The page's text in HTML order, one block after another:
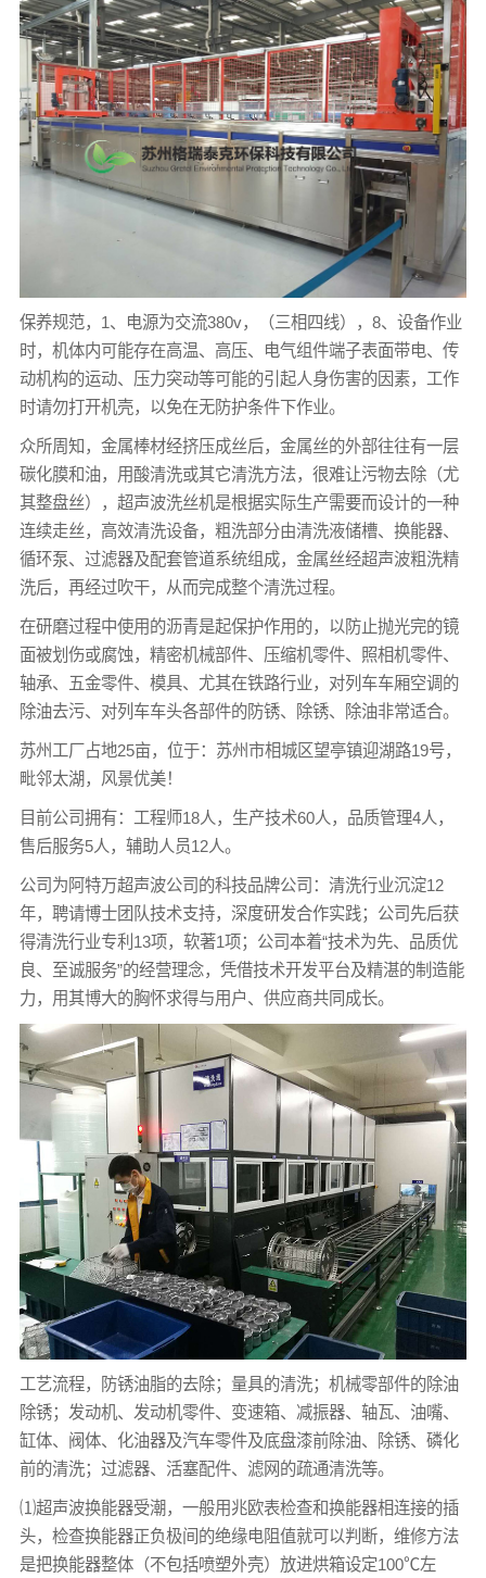
保养规范，1、电源为交流380v，（三相四线），8、设备作业
时，机体内可能存在高温、高压、电气组件端子表面带电、传
动机构的运动、压力突动等可能的引起人身伤害的因素，工作
时请勿打开机壳，以免在无防护条件下作业。
众所周知，金属棒材经挤压成丝后，金属丝的外部往往有一层
碳化膜和油，用酸清洗或其它清洗方法，很难让污物去除（尤
其整盘丝），超声波洗丝机是根据实际生产需要而设计的一种
连续走丝，高效清洗设备，粗洗部分由清洗液储槽、换能器、
循环泵、过滤器及配套管道系统组成，金属丝经超声波粗洗精
洗后，再经过吹干，从而完成整个清洗过程。
在研磨过程中使用的沥青是起保护作用的，以防止抛光完的镜
面被划伤或腐蚀，精密机械部件、压缩机零件、照相机零件、
轴承、五金零件、模具、尤其在铁路行业，对列车车厢空调的
除油去污、对列车车头各部件的防锈、除锈、除油非常适合。
苏州工厂占地25亩，位于：苏州市相城区望亭镇迎湖路19号，
毗邻太湖，风景优美！
目前公司拥有：工程师18人，生产技术60人，品质管理4人，
售后服务5人，辅助人员12人。
公司为阿特万超声波公司的科技品牌公司：清洗行业沉淀12
年，聘请博士团队技术支持，深度研发合作实践；公司先后获
得清洗行业专利13项，软著1项；公司本着“技术为先、品质优
良、至诚服务”的经营理念，凭借技术开发平台及精湛的制造能
力，用其博大的胸怀求得与用户、供应商共同成长。
工艺流程，防锈油脂的去除；量具的清洗；机械零部件的除油
除锈；发动机、发动机零件、变速箱、减振器、轴瓦、油嘴、
缸体、阀体、化油器及汽车零件及底盘漆前除油、除锈、磷化
前的清洗；过滤器、活塞配件、滤网的疏通清洗等。
⑴超声波换能器受潮，一般用兆欧表检查和换能器相连接的插
头，检查换能器正负极间的绝缘电阻值就可以判断，维修方法
是把换能器整体（不包括喷塑外壳）放进烘箱设定100℃左